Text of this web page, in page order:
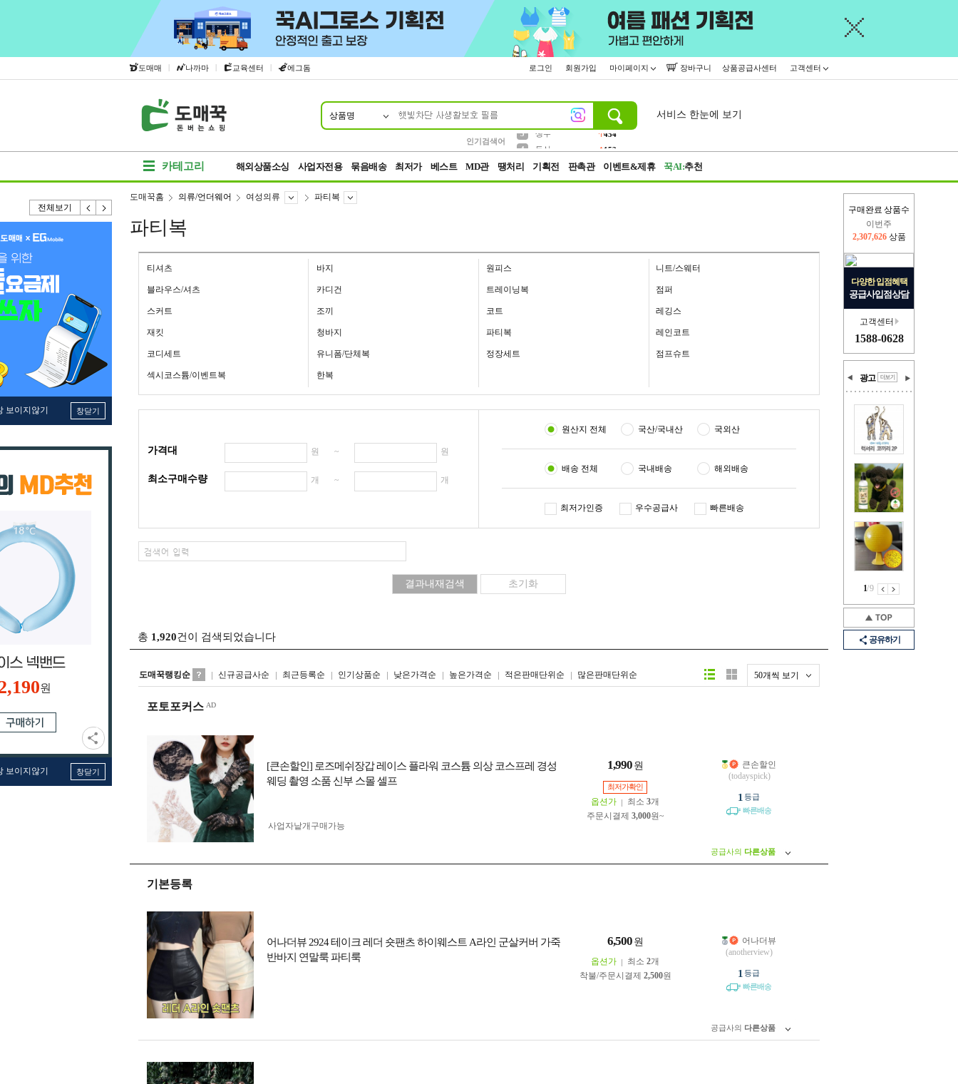
도매매 | 나까마 | 교육센터 | 에그돔 로그인 회원가입 마이페이지 장바구니 상품공급사센터 고객센터
상품명
인기검색어
4
등산
서비스 한눈에 보기
카테고리 해외상품소싱 사업자전용 묶음배송 최저가 베스트 MD관 땡처리 기획전 판촉관 이벤트&제휴 꾹AI:추천
전체보기
보이지않기 창닫기
원
보이지않기 창닫기
구매완료 상품수
지난주
2,326,527상품
이번주
2,307,626상품
다양한 입점혜택
공급사입점상담
고객센터
1588-0628
광고
1/9
공유하기
도매꾹홈 의류/언더웨어 여성의류 파티복
파티복
티셔츠 바지 원피스 니트/스웨터
블라우스/셔츠 카디건 트레이닝복 점퍼
스커트 조끼 코트 레깅스
재킷 청바지 파티복 레인코트
코디세트 유니폼/단체복 정장세트 점프슈트
섹시코스튬/이벤트복 한복
가격대 원 ~ 원
최소구매수량 개 ~ 개
원산지 전체 국산/국내산 국외산
배송 전체 국내배송 해외배송
최저가인증 우수공급사 빠른배송
총 1,920건이 검색되었습니다
도매꾹랭킹순 신규공급사순 최근등록순 인기상품순 낮은가격순 높은가격순 적은판매단위순 많은판매단위순 50개씩 보기
리스트형갤러리형
포토포커스
[큰손할인] 로즈메쉬장갑 레이스 플라워 코스튬 의상 코스프레 경성
웨딩 촬영 소품 신부 스몰 셀프
1,990 원
최저가확인
옵션가 최소 3개
주문시결제 3,000원~
사업자 낱개구매가능
큰손할인
(todayspick)
1 등급
빠른배송
공급사의 다른상품
기본등록
어나더뷰 2924 테이크 레더 숏팬츠 하이웨스트 A라인 군살커버 가죽
반바지 연말룩 파티룩
6,500 원
옵션가 최소 2개
착불/주문시결제 2,500원
어나더뷰
(anotherview)
1 등급
빠른배송
공급사의 다른상품